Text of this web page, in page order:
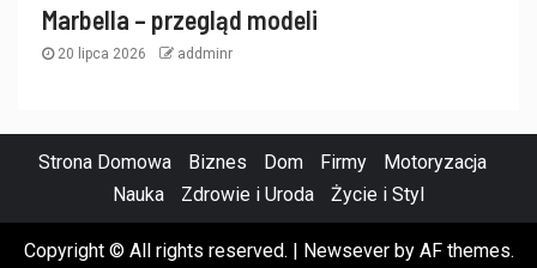
Marbella – przegląd modeli
20 lipca 2026 addminr
Strona Domowa Biznes Dom Firmy
Motoryzacja
Nauka
Zdrowie i Uroda Życie i Styl
Copyright © All rights reserved. | Newseverby AF themes.